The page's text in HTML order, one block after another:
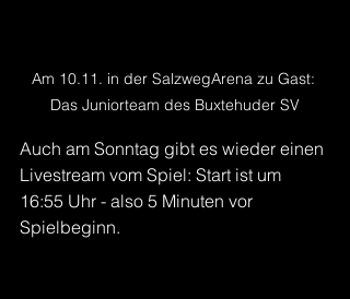
Am 10.11. in der SalzwegArena zu Gast:
Das Juniorteam des Buxtehuder SV
Auch am Sonntag gibt es wieder einen
Livestream vom Spiel: Start ist um
16:55 Uhr - also 5 Minuten vor
Spielbeginn.